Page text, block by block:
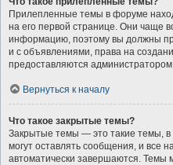
Прилепленные темы в форуме
на его первой странице. Они чаще
информацию, поэтому вы должны
и с объявлениями, права на
предоставляются
Вернуться к началу
Что такое закрытые темы?
Закрытые темы — это такие темы,
могут оставлять сообщения, и все
автоматически завершаются. Темы